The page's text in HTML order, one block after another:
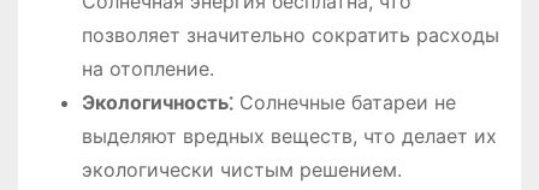
позволяет значительно сократить расходы
на отопление.
Экологичность⁚Солнечные батареи не
выделяют вредных веществ, что делает их
экологически чистым решением.